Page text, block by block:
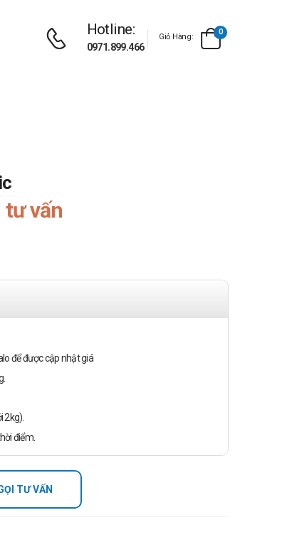
Hotline:
0971.899.466
Giỏ Hàng:
0
vấn
để được cập nhật giá
2kg).
điểm.
TƯ VẤN